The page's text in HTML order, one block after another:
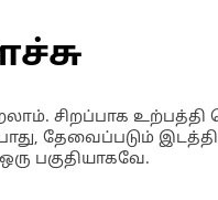
சிறப்பாக உற்பத்தி
தேவைப்படும்
பகுதியாகவே.